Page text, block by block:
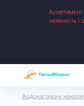
наявність
Водонагрівачі